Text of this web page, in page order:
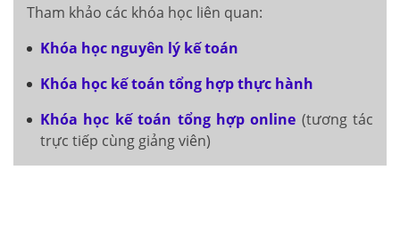
Tham khảo các khóa học liên quan:
Khóa học nguyên lý kế toán
Khóa học kế toán tổng hợp thực hành
Khóa học kế toán tổng hợp online (tương tác
trực tiếp cùng giảng viên)